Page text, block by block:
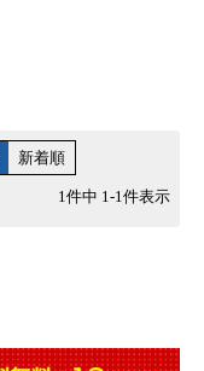
新着順
1 件中 1 -1 件表示